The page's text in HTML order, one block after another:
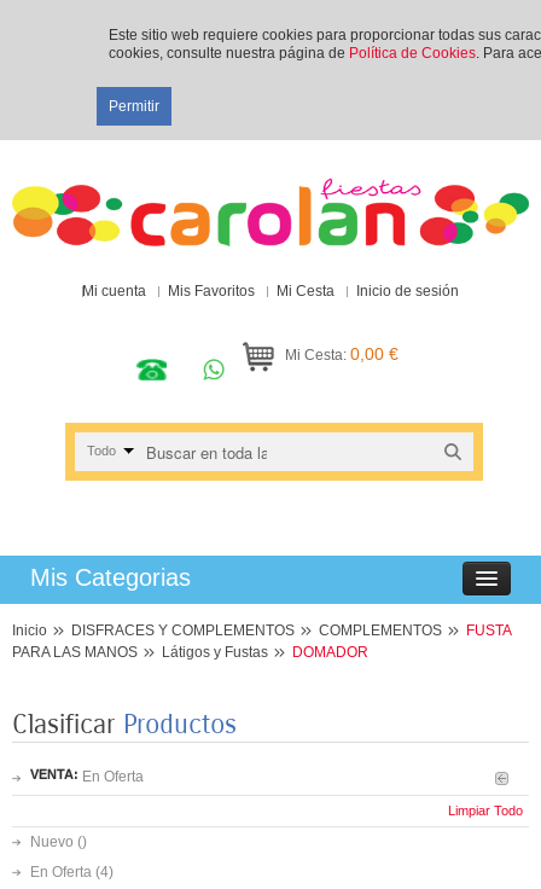
Este sitio web requiere cookies para proporcionar todas sus
cookies, consulte nuestra página de Política de Cookies. Para
Permitir
Mi cuenta Mis Favoritos Mi Cesta Inicio de sesión
Mi Cesta: 0,00 €
Todo
Mis Categorias
Inicio DISFRACES Y COMPLEMENTOS
COMPLEMENTOS
PARA LAS MANOS
Látigos y Fustas
FUSTA
DOMADOR
Clasificar Productos
VENTA: En Oferta
Limpiar Todo
Nuevo ()
En Oferta (4)